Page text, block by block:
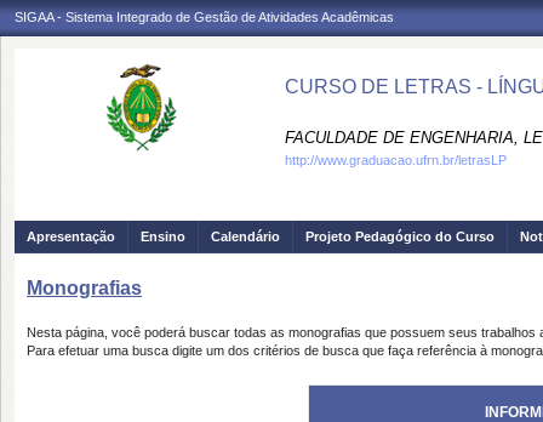
SIGAA - Sistema Integrado de Gestão de Atividades Acadêmicas
CURSO DE LETRAS -
FACULDADE DE ENGENHARIA,
http://www.graduacao.ufrn.br/letrasLP
Apresentação Ensino Calendário Projeto Pedagógico do Curso
Monografias
Nesta página, você poderá buscar todas as monografias que possuem seus trabalhos
Para efetuar uma busca digite um dos critérios de busca que faça referência à